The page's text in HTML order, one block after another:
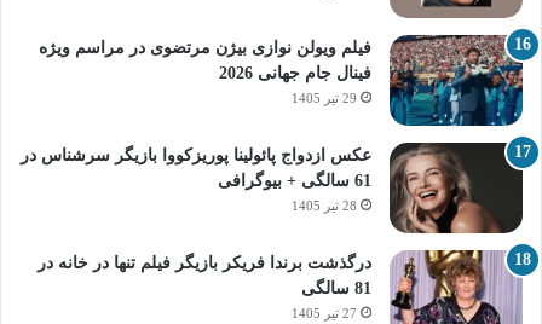
فیلم ویولن نوازی بیژن مرتضوی در مراسم ویژه
فینال جام جهانی 2026
29 تیر 1405
عکس ازدواج پائولینا پوریزکووا بازیگر سرشناس در
61 سالگی + بیوگرافی
28 تیر 1405
درگذشت برندا فریکر بازیگر فیلم تنها در خانه در
81 سالگی
27 تیر 1405